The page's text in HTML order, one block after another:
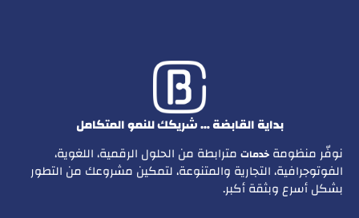
بداية القابضة … شريكك للنمو المتكامل
نوفّر منظومة خدمات مترابطة من الحلول الرقمية، اللغوية،
الفوتوجرافية، التجارية والمتنوعة، لتمكين مشروعك من التطور
بشكل أسرع وبثقة أكبر.